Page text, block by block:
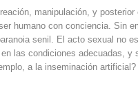
manipulación, y posterior
humano con conciencia. Sin
senil. El acto sexual no
las condiciones adecuadas, y
a la inseminación artificial?